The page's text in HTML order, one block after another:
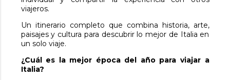
viajeros.
Un itinerario completo que combina historia, arte,
paisajes y cultura para descubrir lo mejor de Italia en
un solo viaje.
¿Cuál es la mejor época del año para viajar a
Italia?